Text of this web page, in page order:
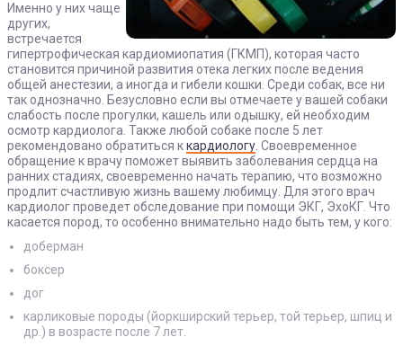
Именно у них чаще
других,
встречается
гипертрофическая кардиомиопатия (ГКМП), которая часто
становится причиной развития отека легких после ведения
общей анестезии, а иногда и гибели кошки. Среди собак, все ни
так однозначно. Безусловно если вы отмечаете у вашей собаки
слабость после прогулки, кашель или одышку, ей необходим
осмотр кардиолога. Также любой собаке после 5 лет
рекомендовано обратиться ккардиологу . Своевременное
обращение к врачу поможет выявить заболевания сердца на
ранних стадиях, своевременно начать терапию, что возможно
продлит счастливую жизнь вашему любимцу. Для этого врач
кардиолог проведет обследование при помощи ЭКГ, ЭхоКГ. Что
касается пород, то особенно внимательно надо быть тем, у кого:
доберман
боксер
дог
карликовые породы (йоркширский терьер, той терьер, шпиц и
др.) в возрасте после 7 лет.